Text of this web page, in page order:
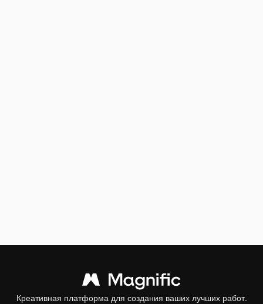
Креативная платформа для создания ваших лучших работ.